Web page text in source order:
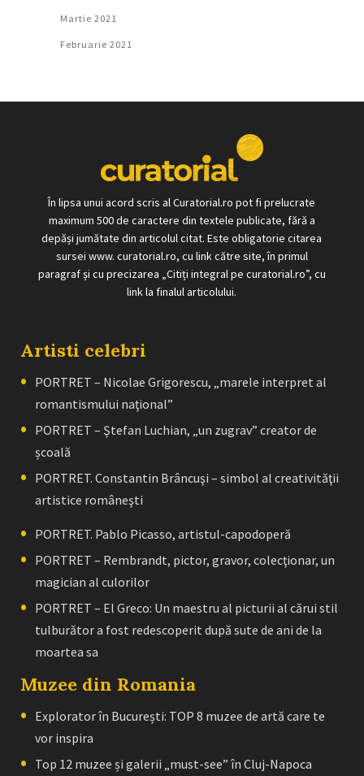
Martie 2021
Februarie 2021
În lipsa unui acord scris al Curatorial.ro pot fi prelucrate
maximum 500 de caractere din textele publicate, fără a
depăși jumătate din articolul citat. Este obligatorie citarea
sursei www. curatorial.ro, cu link către site, în primul
paragraf și cu precizarea „Citiți integral pe curatorial.ro”, cu
link la finalul articolului.
Artisti celebri
PORTRET – Nicolae Grigorescu, „marele interpret al
romantismului naţional”
PORTRET – Ştefan Luchian, „un zugrav” creator de
școală
PORTRET. Constantin Brâncuşi – simbol al creativităţii
artistice româneşti
PORTRET. Pablo Picasso, artistul-capodoperă
PORTRET – Rembrandt, pictor, gravor, colecţionar, un
magician al culorilor
PORTRET – El Greco: Un maestru al picturii al cărui stil
tulburător a fost redescoperit după sute de ani de la
moartea sa
Muzee din Romania
Explorator în București: TOP 8 muzee de artă care te
vor inspira
Top 12 muzee și galerii „must-see” în Cluj-Napoca